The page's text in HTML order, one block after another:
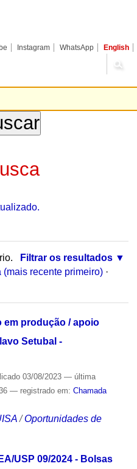
Instagram WhatsApp English
Filtrar os resultados
(mais recente primeiro) ·
em produção / apoio
Setubal -
03/08/2023 — última
— registrado em: Chamada
/Oportunidades de
USP 09/2024 - Bolsas